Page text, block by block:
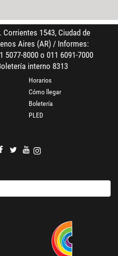
Corrientes 1543, Ciudad de
Aires (AR) / Informes:
5077-8000 o 011 6091-7000
interno 8313
Horarios
Cómo llegar
Boletería
PLED